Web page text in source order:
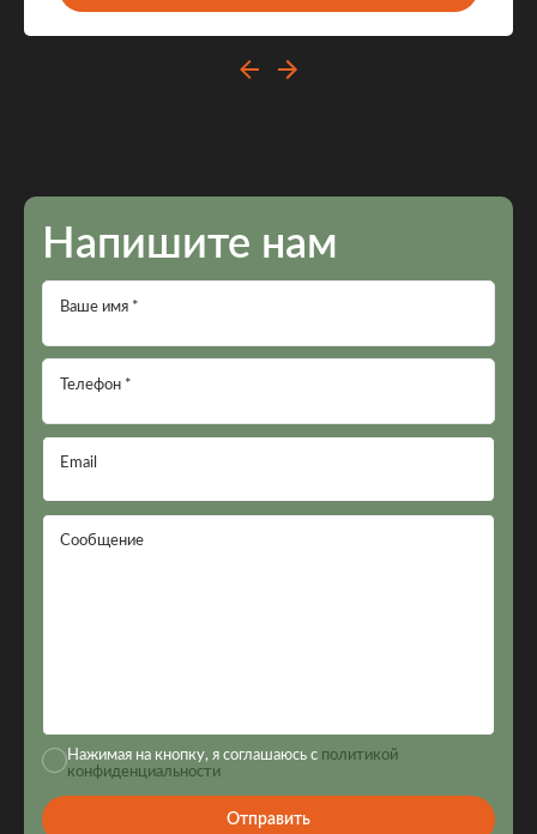
Напишите нам
Ваше имя *
Телефон *
Email
Сообщение
Нажимая на кнопку, я соглашаюсь с политикой
конфиденциальности
Отправить